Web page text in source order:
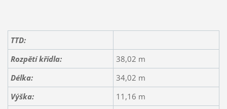
TTD:
Rozpětí křídla:
38,02 m
Délka:
34,02 m
Výška:
11,16 m